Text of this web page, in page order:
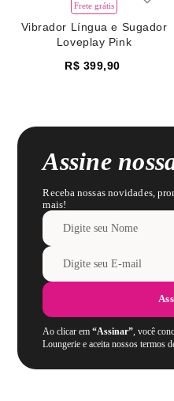
Frete grátis
Vibrador Língua e Sugador
Loveplay Pink
R$ 399,90
Assine
Receba nossas novidades,
mais!
Ao clicar em“Assinar”, você
Loungerie e aceita nossos termos